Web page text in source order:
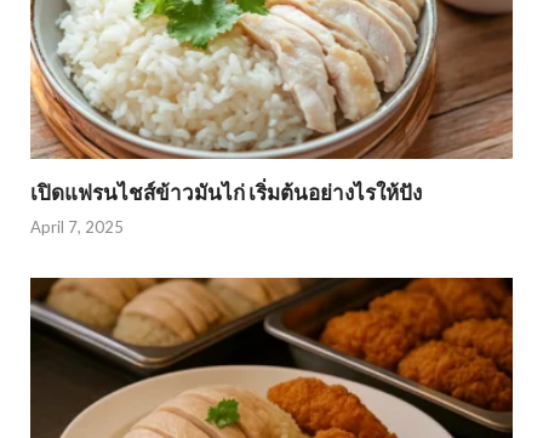
เปิดแฟรนไชส์ข้าวมันไก่ เริ่มต้นอย่างไรให้ปัง
April 7, 2025